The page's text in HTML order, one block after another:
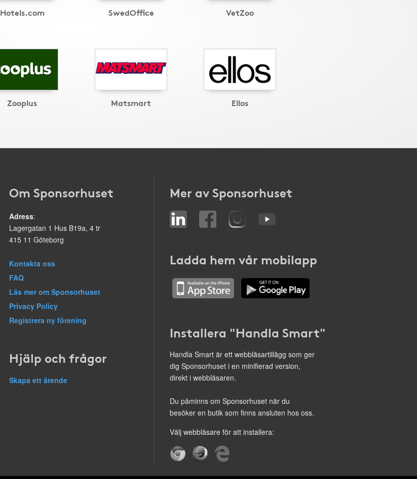
Hotels.com SwedOffice VetZoo
Zooplus Matsmart Ellos
Om Sponsorhuset
Adress:
Lagergatan 1 Hus B19a, 4 tr
415 11 Göteborg
Kontakta oss
FAQ
Läs mer om Sponsorhuset
Privacy Policy
Registrera ny förening
Hjälp och frågor
Skapa ett ärende
Mer av Sponsorhuset
Ladda hem vår mobilapp
Installera "Handla Smart"
Handla Smart är ett webbläsartillägg som ger
dig Sponsorhuset i en minifierad version,
direkt i webbläsaren.
Du påminns om Sponsorhuset när du
besöker en butik som finns ansluten hos oss.
Välj webbläsare för att installera: